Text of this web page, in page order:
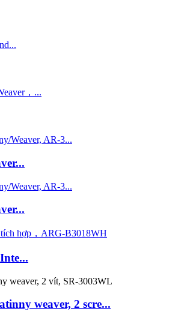
weaver, 2 scre...